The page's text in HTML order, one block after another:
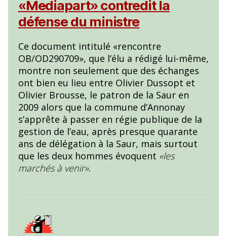
«Mediapart» contredit la
défense du ministre
Ce document intitulé «rencontre
OB/OD290709», que l’élu a rédigé lui-même,
montre non seulement que des échanges
ont bien eu lieu entre Olivier Dussopt et
Olivier Brousse, le patron de la Saur en
2009 alors que la commune d’Annonay
s’apprête à passer en régie publique de la
gestion de l’eau, après presque quarante
ans de délégation à la Saur, mais surtout
que les deux hommes évoquent «les
marchés à venir».